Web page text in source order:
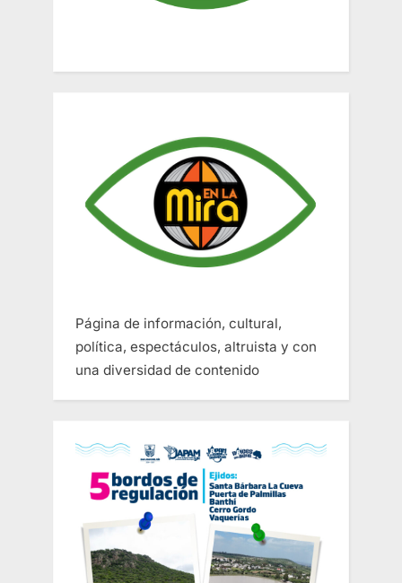
Página de información, cultural,
política, espectáculos, altruista y con
una diversidad de contenido